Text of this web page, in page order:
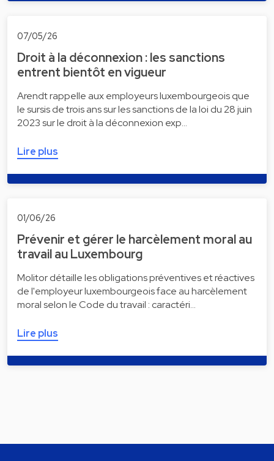
07/05/26
Droit à la déconnexion : les sanctions
entrent bientôt en vigueur
Arendt rappelle aux employeurs luxembourgeois que
le sursis de trois ans sur les sanctions de la loi du 28 juin
2023 sur le droit à la déconnexion exp…
Lire plus
01/06/26
Prévenir et gérer le harcèlement moral au
travail au Luxembourg
Molitor détaille les obligations préventives et réactives
de l'employeur luxembourgeois face au harcèlement
moral selon le Code du travail : caractéri…
Lire plus